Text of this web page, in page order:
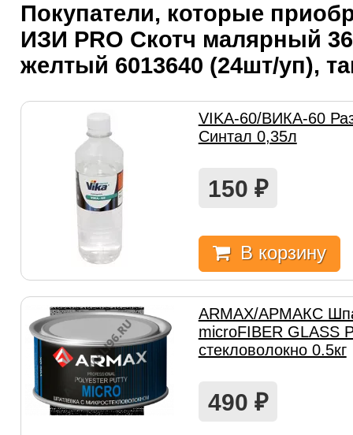
Покупатели, которые
ИЗИ PRO Скотч малярный
желтый 6013640 (24шт/уп),
VIKA-60/ВИКА-60
Синтал 0,35л
150 ₽
В корзину
ARMAX/АРМАКС
microFIBER GLASS
стекловолокно 0.5кг
490 ₽